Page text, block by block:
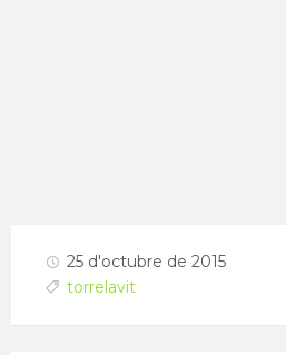
25 d'octubre de 2015
torrelavit